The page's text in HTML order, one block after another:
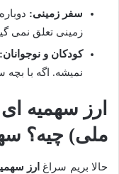
سفر زمینی:
زمینی تعلق نمی
کودکان و نوجوانان:
نمیشه. اگه با
ارز سهمیه
ملی) چیه؟
حالا بریم سراغ ارز